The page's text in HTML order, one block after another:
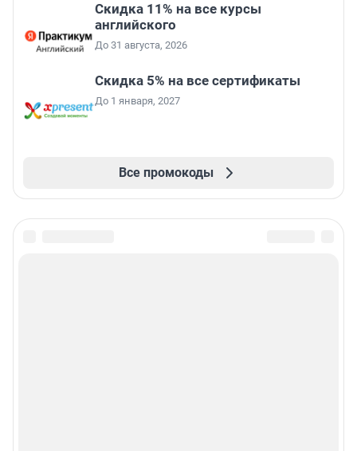
Скидка 11% на все курсы
английского
До 31 августа, 2026
Скидка 5% на все сертификаты
До 1 января, 2027
Все промокоды